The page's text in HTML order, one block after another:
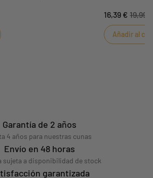
a las camas de 120x60
que es práctica!
en el fiel
facilita su
sueños.
16,39 € 19,99
Añadir al
Garantía de 2 años
4 años para nuestras cunas
Envío en 48 horas
sujeta a disponibilidad de stock
garantizada